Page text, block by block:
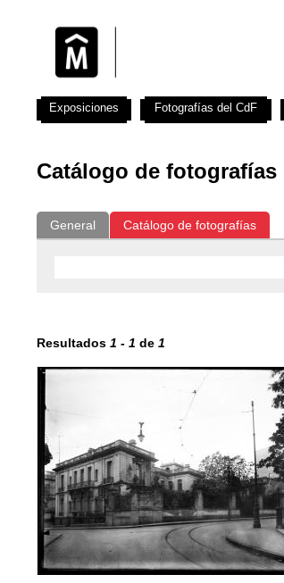
Catálogo de fotografías
General Catálogo de fotografías
Resultados 1 - 1 de 1
Exposiciones Fotografías del CdF